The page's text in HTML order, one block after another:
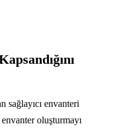
sağlayıcı envanteri
oluşturmayı